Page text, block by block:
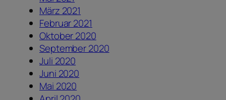
März 2021
Februar 2021
Oktober 2020
September 2020
Juli 2020
Juni 2020
Mai 2020